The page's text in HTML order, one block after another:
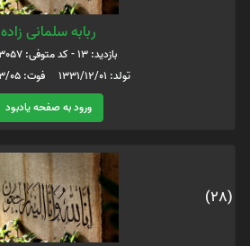
ربابه سلمانی زاده
بازدید: 13 - کد متوفی: 6293057
تولد: 1331/12/01 فوت: 1398/03/05
ورود به صفحه یادبود
(28)